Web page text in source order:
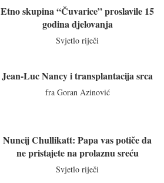
Etno skupina “Čuvarice” proslavile 15
godina djelovanja
Svjetlo riječi
Jean-Luc Nancy i transplantacija srca
fra Goran Azinović
Nuncij Chullikatt: Papa vas potiče da
ne pristajete na prolaznu sreću
Svjetlo riječi